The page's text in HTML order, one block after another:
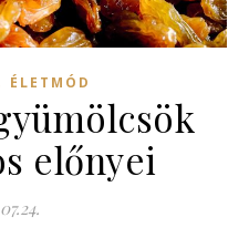
ÉLETMÓD
előnyei